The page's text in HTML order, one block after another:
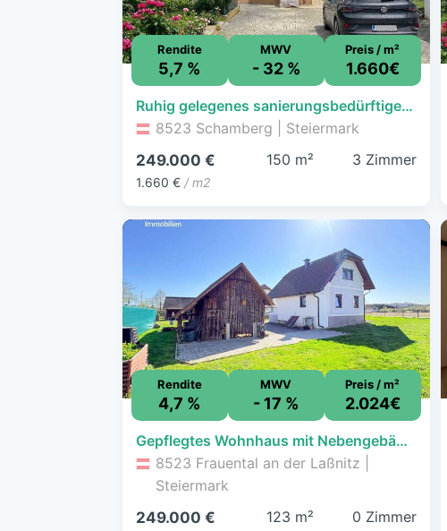
Rendite
5,7 %
MWV
- 32 %
Preis / m²
1.660€
Ruhig gelegenes sanierungsbedürftiges Einfamilienhaus mit großen Grundstück
8523 Schamberg | Steiermark
249.000 €
1.660 € / m2
150 m² 3 Zimmer
Rendite
4,7 %
MWV
- 17 %
Preis / m²
2.024€
Gepflegtes Wohnhaus mit Nebengebäude in sonniger Wohnlage
8523 Frauental an der Laßnitz |
Steiermark
249.000 €
123 m² 0 Zimmer